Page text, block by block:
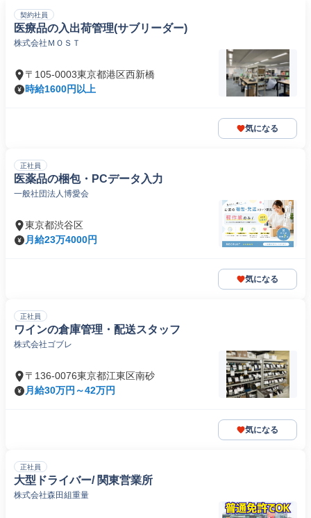
契約社員
医療品の入出荷管理(サブリーダー)
株式会社ＭＯＳＴ
〒105-0003東京都港区西新橋
時給1600円以上
気になる
正社員
医薬品の梱包・PCデータ入力
一般社団法人博愛会
東京都渋谷区
月給23万4000円
気になる
正社員
ワインの倉庫管理・配送スタッフ
株式会社ゴブレ
〒136-0076東京都江東区南砂
月給30万円～42万円
気になる
正社員
大型ドライバー/ 関東営業所
株式会社森田組重量